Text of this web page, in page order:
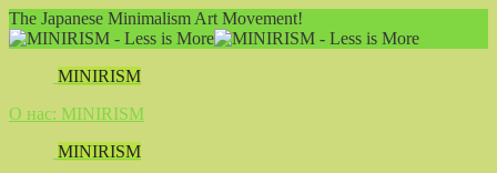
The Japanese Minimalism Art Movement!
MINIRISM
О нас: MINIRISM
MINIRISM